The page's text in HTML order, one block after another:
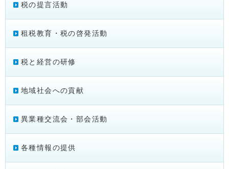
税の提言活動
租税教育・税の啓発活動
税と経営の研修
地域社会への貢献
異業種交流会・部会活動
各種情報の提供